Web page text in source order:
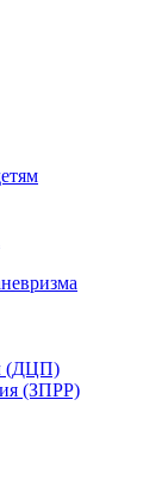
(ДЦП)
(ЗПРР)